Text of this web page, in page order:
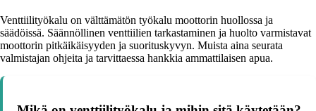
Venttiilityökalu on välttämätön työkalu moottorin huollossa ja
säädöissä. Säännöllinen venttiilien tarkastaminen ja huolto varmistavat
moottorin pitkäikäisyyden ja suorituskyvyn. Muista aina seurata
valmistajan ohjeita ja tarvittaessa hankkia ammattilaisen apua.